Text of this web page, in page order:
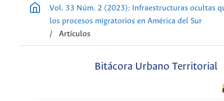
Vol. 33 Núm. 2 (2023): Infraestructuras ocultas
los procesos migratorios en América del Sur
/
Artículos
Bitácora Urbano Territorial